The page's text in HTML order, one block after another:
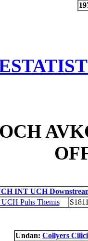
INT UCH
Puhs Themis
Undan: Collyers